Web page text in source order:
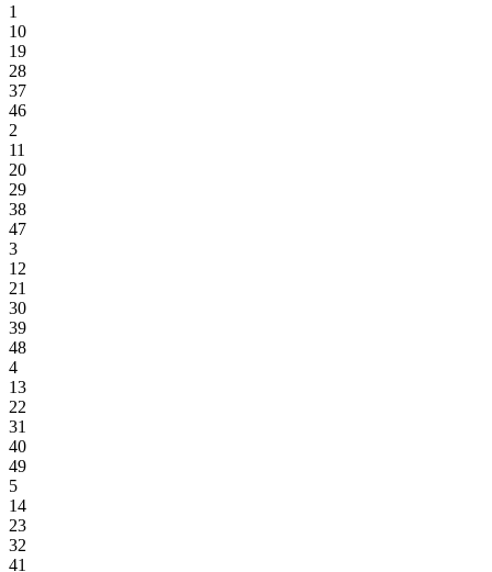
1
10
19
28
37
46
2
11
20
29
38
47
3
12
21
30
39
48
4
13
22
31
40
49
5
14
23
32
41